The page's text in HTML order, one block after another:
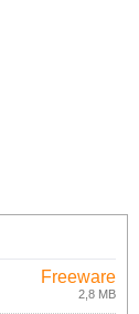
Freeware
2,8 MB